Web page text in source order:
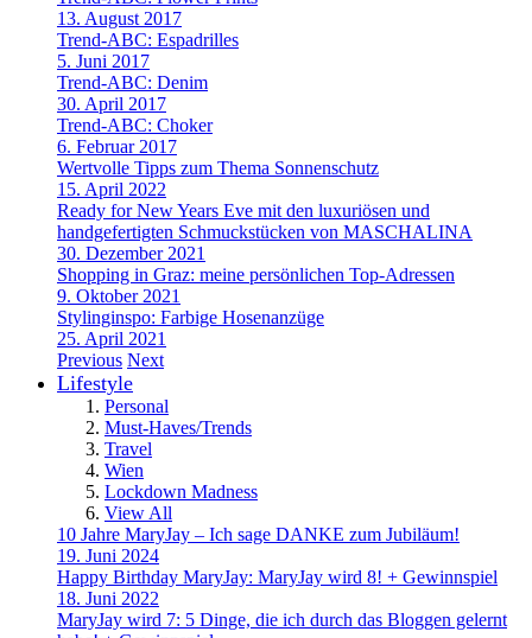
13. August 2017
Trend-ABC: Espadrilles
5. Juni 2017
Trend-ABC: Denim
30. April 2017
Trend-ABC: Choker
6. Februar 2017
Wertvolle Tipps zum Thema Sonnenschutz
15. April 2022
Ready for New Years Eve mit den luxuriösen und
handgefertigten Schmuckstücken von MASCHALINA
30. Dezember 2021
Shopping in Graz: meine persönlichen Top-Adressen
9. Oktober 2021
Stylinginspo: Farbige Hosenanzüge
25. April 2021
Previous Next
Lifestyle
Personal
Must-Haves/Trends
Travel
Wien
Lockdown Madness
View All
10 Jahre MaryJay – Ich sage DANKE zum Jubiläum!
19. Juni 2024
Happy Birthday MaryJay: MaryJay wird 8! + Gewinnspiel
18. Juni 2022
MaryJay wird 7: 5 Dinge, die ich durch das Bloggen gelernt